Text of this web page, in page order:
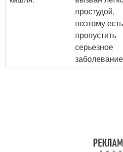
простудой,
поэтому
пропустить
серьезное